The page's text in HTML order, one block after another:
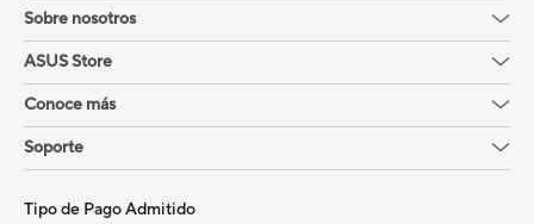
Sobre nosotros
ASUS Store
Conoce más
Soporte
Tipo de Pago Admitido